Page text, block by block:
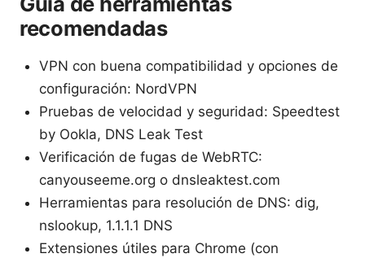
recomendadas
VPN con buena compatibilidad y opciones de
configuración: NordVPN
Pruebas de velocidad y seguridad: Speedtest
by Ookla, DNS Leak Test
Verificación de fugas de WebRTC:
canyouseeme.org o dnsleaktest.com
Herramientas para resolución de DNS: dig,
nslookup, 1.1.1.1 DNS
Extensiones útiles para Chrome (con